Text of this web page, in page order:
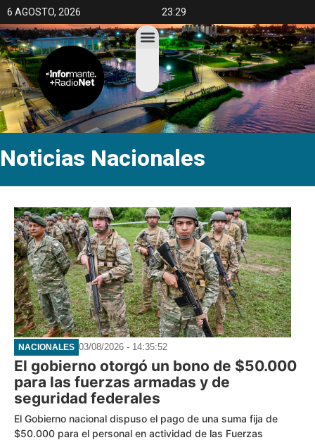
6 AGOSTO, 2026 23:29
Noticias Nacionales
NACIONALES 03/08/2026 - 14:35:52
El gobierno otorgó un bono de $50.000
para las fuerzas armadas y de
seguridad federales
El Gobierno nacional dispuso el pago de una suma fija de
$50.000 para el personal en actividad de las Fuerzas